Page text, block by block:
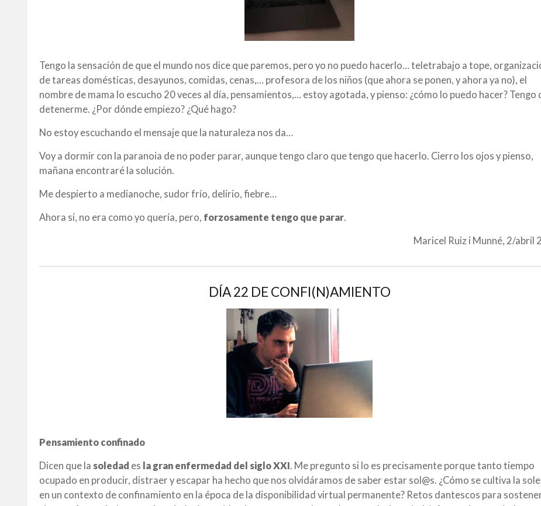
Tengo la sensación de que el mundo nos dice que paremos, pero yo no puedo hacerlo… teletrabajo a tope,
de tareas domésticas, desayunos, comidas, cenas,… profesora de los niños (que ahora se ponen, y ahora ya no), el
nombre de mama lo escucho 20 veces al día, pensamientos,… estoy agotada, y pienso: ¿cómo lo puedo hacer? Tengo
detenerme. ¿Por dónde empiezo? ¿Qué hago?
No estoy escuchando el mensaje que la naturaleza nos da…
Voy a dormir con la paranoia de no poder parar, aunque tengo claro que tengo que hacerlo. Cierro los ojos y pienso,
mañana encontraré la solución.
Me despierto a medianoche, sudor frío, delirio, fiebre…
Ahora sí, no era como yo quería, pero, forzosamente tengo que parar.
Maricel Ruiz i Munné, 2/abril
DÍA 22 DE CONFI(N)AMIENTO
Pensamiento confinado
Dicen que la soledad es la gran enfermedad del siglo XXI. Me pregunto si lo es precisamente porque tanto tiempo
ocupado en producir, distraer y escapar ha hecho que nos olvidáramos de saber estar sol@s. ¿Cómo se cultiva la
en un contexto de confinamiento en la época de la disponibilidad virtual permanente? Retos dantescos para